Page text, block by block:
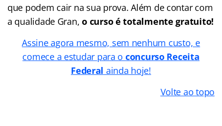
que podem cair na sua prova. Além de contar com
a qualidade Gran, o curso é totalmente gratuito!
Assine agora mesmo, sem nenhum custo, e
comece a estudar para o concurso Receita
Federal ainda hoje!
Volte ao topo